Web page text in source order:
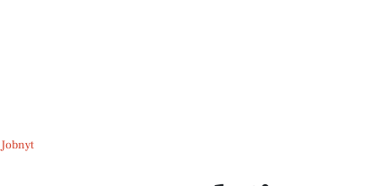
Jobnyt på Ruths Hotel i weekenden